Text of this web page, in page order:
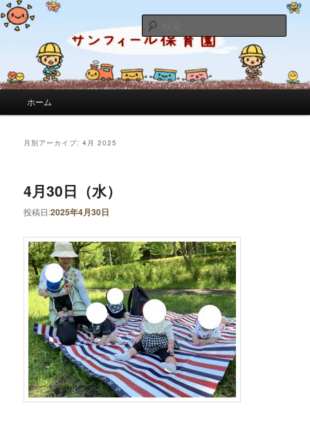
サンフィール保育園のブログ
サンフィール保育園のせんせいのブログです。園の日常を綴っています。
索
メインコンテンツへ移動
サブコンテンツへ移動
ホーム
月別アーカイブ:4月 2025
4月30日（水）
投稿日:2025年4月30日